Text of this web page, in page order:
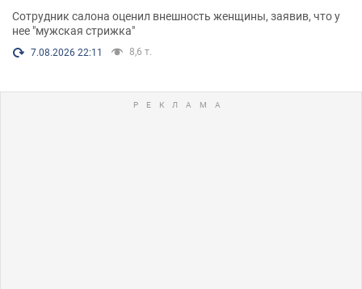
Сотрудник салона оценил внешность женщины, заявив, что у
нее "мужская стрижка"
7.08.2026 22:11 8,6 т.